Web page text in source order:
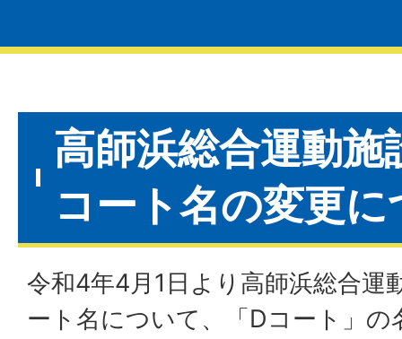
高師浜総合運動施
コート名の変更
令和4年4月1日より高師浜総合運
ート名について、「Dコート」の